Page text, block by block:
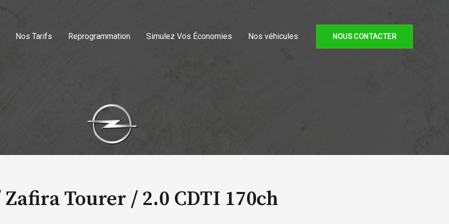
Nos Tarifs Reprogrammation Simulez Vos Économies Nos véhicules NOUS CONTACTER
Zafira Tourer / 2.0 CDTI 170ch